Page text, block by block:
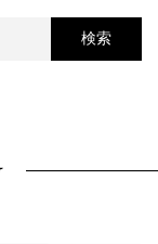
検索